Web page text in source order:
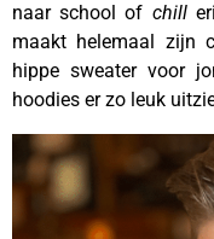
naar school of chill
maakt helemaal zijn
hippe sweater voor
hoodies er zo leuk